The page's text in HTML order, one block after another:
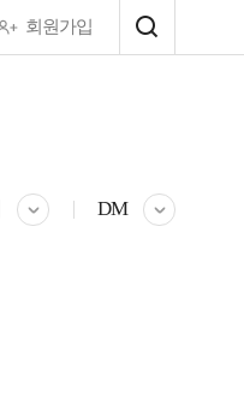
회원가입
DM